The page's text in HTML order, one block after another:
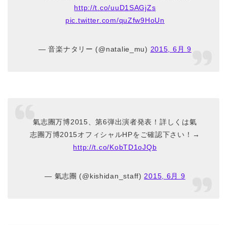
http://t.co/uuD1SAGjZs
pic.twitter.com/quZfw9HoUn
— 音楽ナタリー (@natalie_mu) 2015, 6月 9
氣志團万博2015、第6弾出演者発表！詳しくは氣
志團万博2015オフィシャルHPをご確認下さい！→
http://t.co/KobTD1oJQb
— 氣志團 (@kishidan_staff) 2015, 6月 9